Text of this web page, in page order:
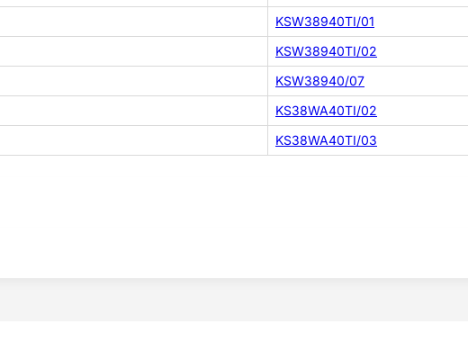
KSW38940TI/01
KSW38940TI/02
KSW38940/07
KS38WA40TI/02
KS38WA40TI/03
zu